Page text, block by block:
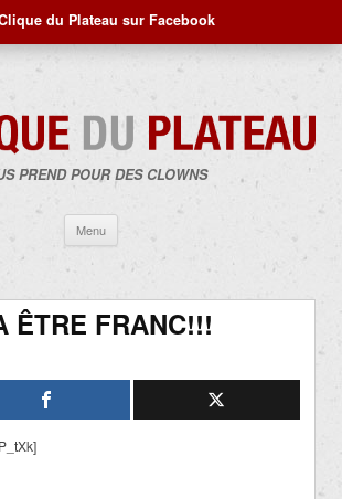
du Plateau sur Facebook
PREND POUR DES CLOWNS
Menu
contenu
ÊTRE FRANC!!!